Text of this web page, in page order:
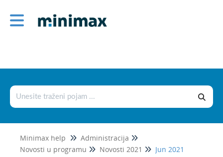
Minimax help
Administracija
Novosti u programu
Novosti 2021 Jun 2021
Šifarnici
Podešavanje štampe i numerisanje
dokumenata
Jul 2026